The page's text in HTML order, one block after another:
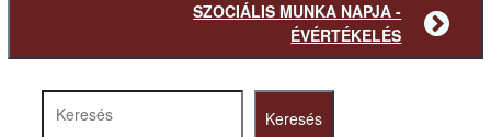
bejegyzés
SZOCIÁLIS MUNKA NAPJA -
ÉVÉRTÉKELÉS
Keresés